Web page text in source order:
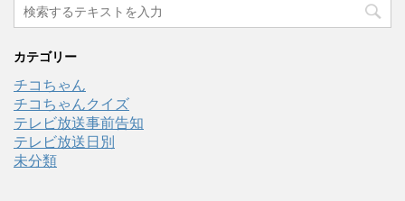
カテゴリー
チコちゃん
チコちゃんクイズ
テレビ放送事前告知
テレビ放送日別
未分類